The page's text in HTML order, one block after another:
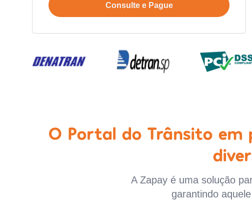
Consulte e Pague
O Portal do Trânsito
A Zapay é uma solução
garantindo